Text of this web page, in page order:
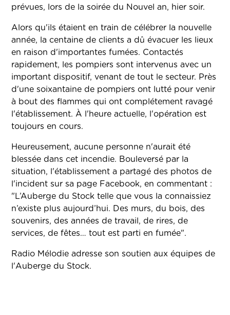
prévues, lors de la soirée du Nouvel an, hier soir.
Alors qu'ils étaient en train de célébrer la nouvelle
année, la centaine de clients a dû évacuer les lieux
en raison d'importantes fumées. Contactés
rapidement, les pompiers sont intervenus avec un
important dispositif, venant de tout le secteur. Près
d'une soixantaine de pompiers ont lutté pour venir
à bout des flammes qui ont complétement ravagé
l'établissement. À l'heure actuelle, l'opération est
toujours en cours.
Heureusement, aucune personne n'aurait été
blessée dans cet incendie. Bouleversé par la
situation, l'établissement a partagé des photos de
l'incident sur sa page Facebook, en commentant :
"L’Auberge du Stock telle que vous la connaissiez
n’existe plus aujourd’hui. Des murs, du bois, des
souvenirs, des années de travail, de rires, de
services, de fêtes… tout est parti en fumée".
Radio Mélodie adresse son soutien aux équipes de
l'Auberge du Stock.